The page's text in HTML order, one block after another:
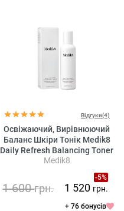
Відгуки(4)
Освіжаючий, Вирівнюючий
Баланс Шкіри Тонік Medik8
Daily Refresh Balancing Toner
Medik8
-5%
1 600грн. 1 520 грн.
+ 76 бонусів